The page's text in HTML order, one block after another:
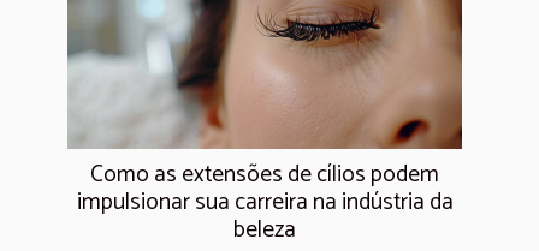
Como as extensões de cílios podem
impulsionar sua carreira na indústria da
beleza